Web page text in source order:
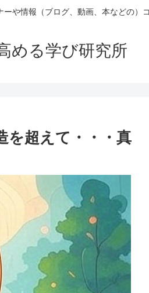
や情報（ブログ、動画、本などの）
める学び研究所
超えて・・・真